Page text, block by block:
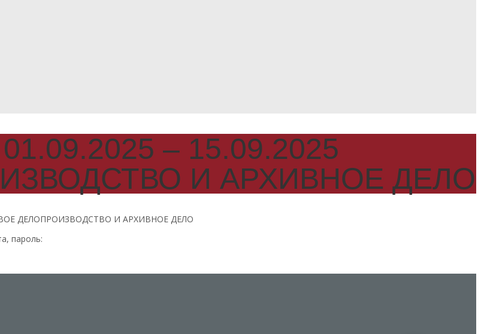
– 15.09.2025
И АРХИВНОЕ ДЕЛО
ДЕЛОПРОИЗВОДСТВО И АРХИВНОЕ ДЕЛО
пароль: